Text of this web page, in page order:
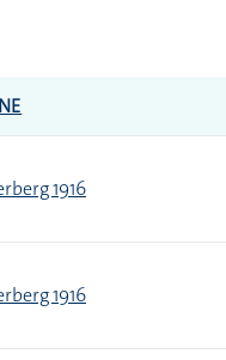
1916
1916